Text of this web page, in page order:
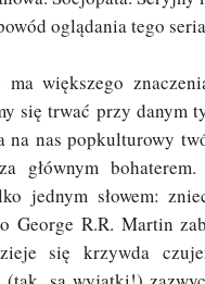
oglądania tego
ma większego
się trwać przy danym
na nas popkulturowy
głównym
jednym słowem:
George R.R. Martin
się krzywda